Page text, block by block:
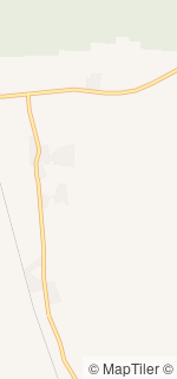
© MapTiler©